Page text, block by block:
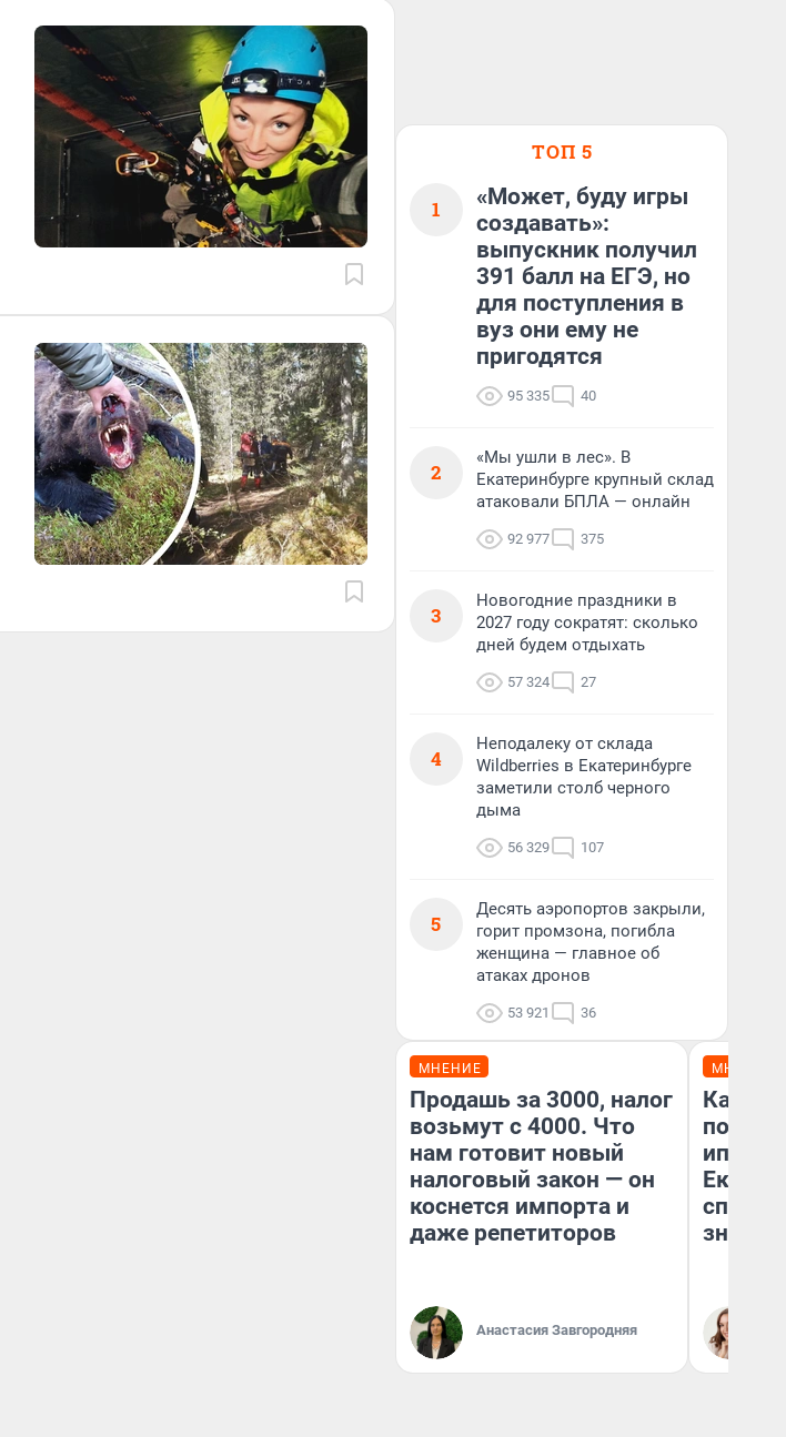
ТОП 5
1
«Может, буду игры
создавать»:
выпускник получил
391 балл на ЕГЭ, но
для поступления в
вуз они ему не
пригодятся
95 335 40
2
«Мы ушли в лес». В
Екатеринбурге крупный склад
атаковали БПЛА — онлайн
92 977 375
3
Новогодние праздники в
2027 году сократят: сколько
дней будем отдыхать
57 324 27
4
Неподалеку от склада
Wildberries в Екатеринбурге
заметили столб черного
дыма
56 329 107
5
Десять аэропортов закрыли,
горит промзона, погибла
женщина — главное об
атаках дронов
53 921 36
МНЕНИЕ
Продашь за 3000, налог
возьмут с 4000. Что
нам готовит новый
налоговый закон — он
коснется импорта и
даже репетиторов
Анастасия Завгородняя
МНЕНИЕ
Как
после
знают